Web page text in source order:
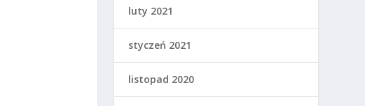
luty 2021
styczeń 2021
listopad 2020